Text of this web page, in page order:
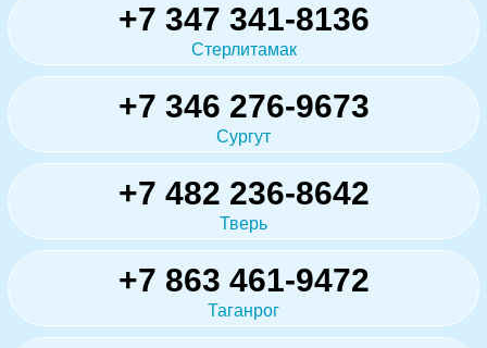
+7 347 341-8136
Стерлитамак
+7 346 276-9673
Сургут
+7 482 236-8642
Тверь
+7 863 461-9472
Таганрог